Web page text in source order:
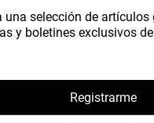
una selección de
y boletines exclusivos
Registrarme